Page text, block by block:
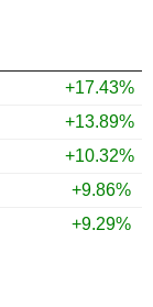
+17.43%
+13.89%
+10.32%
+9.86%
+9.29%